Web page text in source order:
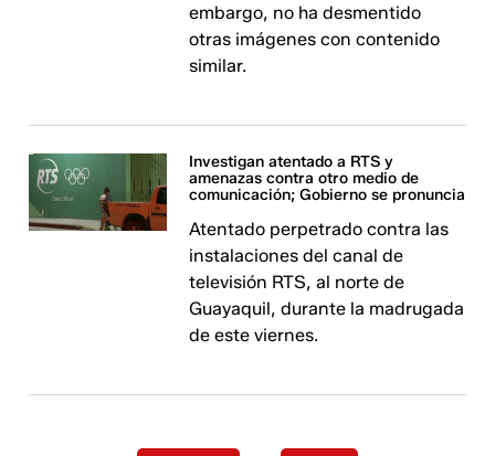
embargo, no ha desmentido
otras imágenes con contenido
similar.
Investigan atentado a RTS y
amenazas contra otro medio de
comunicación; Gobierno se pronuncia
Atentado perpetrado contra las
instalaciones del canal de
televisión RTS, al norte de
Guayaquil, durante la madrugada
de este viernes.